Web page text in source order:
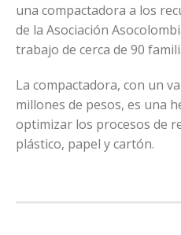
una compactadora a los
de la Asociación
trabajo de cerca de 90
La compactadora, con un
millones de pesos, es una
optimizar los procesos de
plástico, papel y cartón.